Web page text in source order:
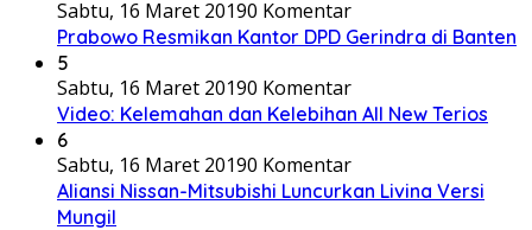
Sabtu, 16 Maret 20190 Komentar
Prabowo Resmikan Kantor DPD Gerindra di Banten
5
Sabtu, 16 Maret 20190 Komentar
Video: Kelemahan dan Kelebihan All New Terios
6
Sabtu, 16 Maret 20190 Komentar
Aliansi Nissan-Mitsubishi Luncurkan Livina Versi
Mungil